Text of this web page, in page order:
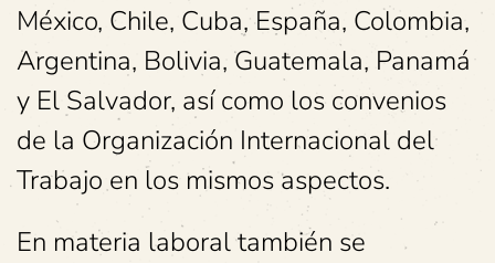
México, Chile, Cuba, España, Colombia,
Argentina, Bolivia, Guatemala, Panamá
y El Salvador, así como los convenios
de la Organización Internacional del
Trabajo en los mismos aspectos.
En materia laboral también se